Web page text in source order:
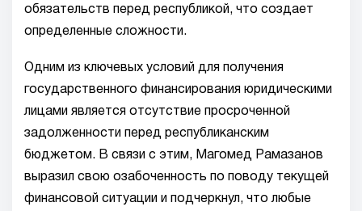
обязательств перед республикой, что создает
определенные сложности.
Одним из ключевых условий для получения
государственного финансирования юридическими
лицами является отсутствие просроченной
задолженности перед республиканским
бюджетом. В связи с этим, Магомед Рамазанов
выразил свою озабоченность по поводу текущей
финансовой ситуации и подчеркнул, что любые